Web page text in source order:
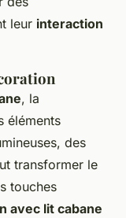
leur interaction
, la
éléments
des
transformer le
touches
avec lit cabane